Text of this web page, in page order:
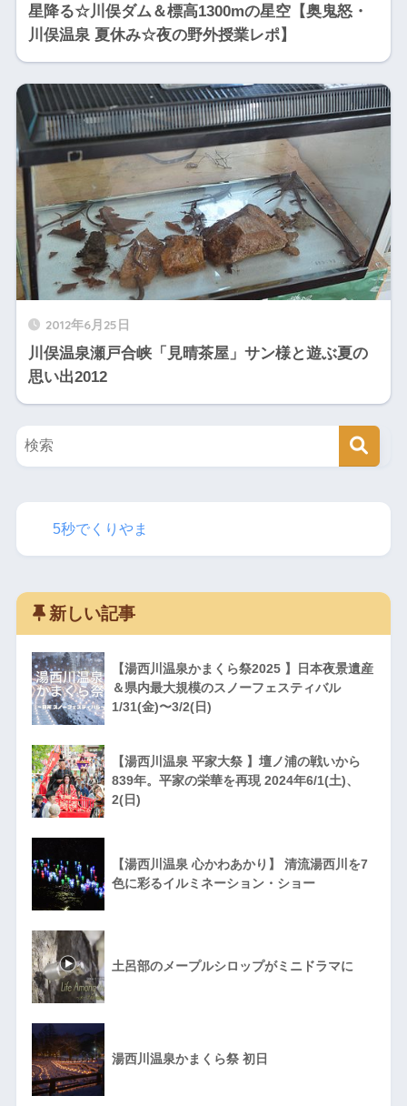
星降る☆川俣ダム＆標高1300mの星空【奥鬼怒・
川俣温泉 夏休み☆夜の野外授業レポ】
2012年6月25日
川俣温泉瀬戸合峡「見晴茶屋」サン様と遊ぶ夏の
思い出2012
5秒でくりやま
新しい記事
【湯西川温泉かまくら祭2025 】日本夜景遺産
＆県内最大規模のスノーフェスティバル
1/31(金)〜3/2(日)
【湯西川温泉 平家大祭 】壇ノ浦の戦いから
839年。平家の栄華を再現 2024年6/1(土)、
2(日)
【湯西川温泉 心かわあかり】 清流湯西川を7
色に彩るイルミネーション・ショー
土呂部のメープルシロップがミニドラマに
湯西川温泉かまくら祭 初日